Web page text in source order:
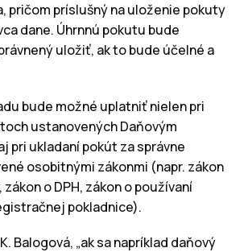
pričom príslušný na uloženie pokuty
dane. Úhrnnú pokutu bude
uložiť, ak to bude účelné a
bude možné uplatniť nielen pri
ustanovených Daňovým
pri ukladaní pokút za správne
osobitnými zákonmi (napr. zákon
zákon o DPH, zákon o používaní
pokladnice).
Balogová, „ak sa napríklad daňový